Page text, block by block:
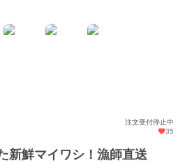
注文受付停止中
35
新鮮マイワシ！漁師直送